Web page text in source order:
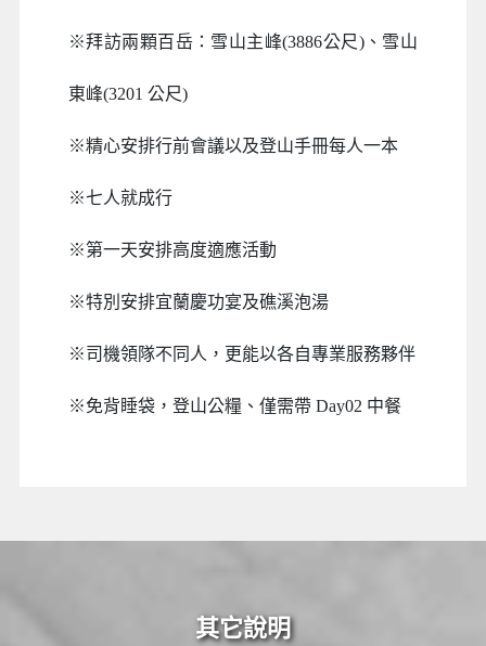
※拜訪兩顆百岳：雪山主峰(3886公尺)、雪山
東峰(3201 公尺)
※精心安排行前會議以及登山手冊每人一本
※七人就成行
※第一天安排高度適應活動
※特別安排宜蘭慶功宴及礁溪泡湯
※司機領隊不同人，更能以各自專業服務夥伴
※免背睡袋，登山公糧、僅需帶 Day02 中餐
其它說明